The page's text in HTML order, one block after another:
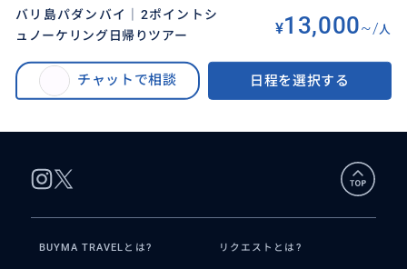
バリ島パダンバイ｜2ポイントシ
ュノーケリング日帰りツアー
¥13,000~/ 人
チャットで相談 日程を選択する
【プロフェッショナルによるガイド】少人数制、ウミガメ遭遇高確率のパダ
ンバイシュノーケリング【高透明度の海で3ポイント＋ホテル送迎付+ランチ
＆ドリンク】シュノーケルを楽しみたい方におすすめのツアー！
BUYMA TRAVELとは? リクエストとは?